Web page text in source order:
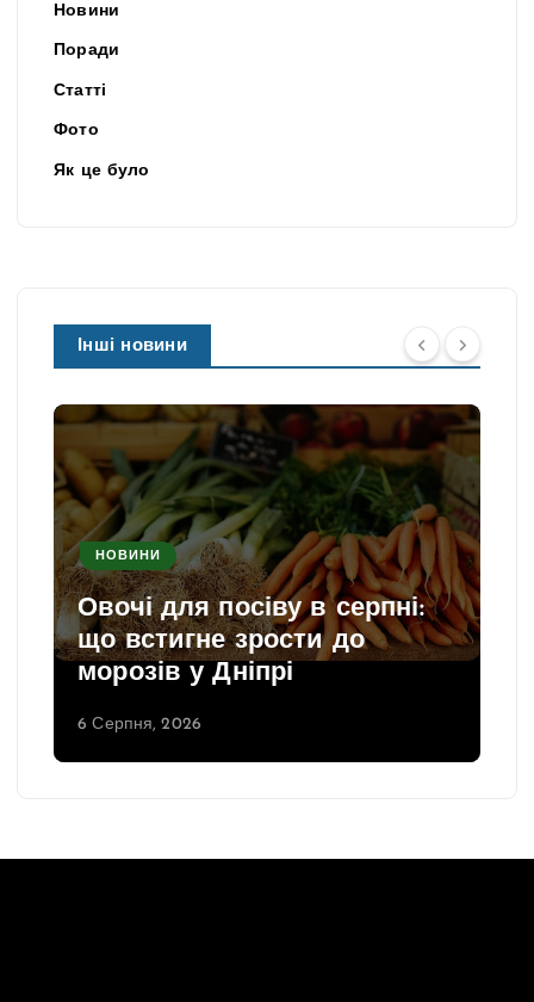
Новини
Поради
Статті
Фото
Як це було
Інші новини
НОВИНИ
Овочі для посіву в серпні:
що встигне зрости до
морозів у Дніпрі
6 Серпня, 2026